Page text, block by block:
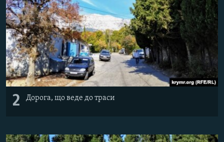
2 Дорога, що веде до траси